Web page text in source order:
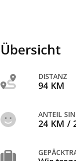
Übersicht
DISTANZ
94 KM
ANTEIL
24 KM /